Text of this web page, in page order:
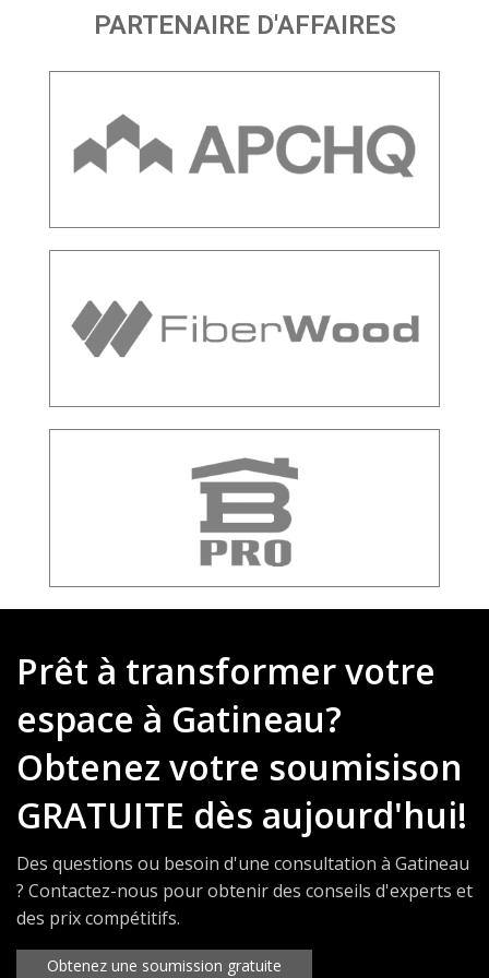
PARTENAIRE D'AFFAIRES
Prêt à transformer votre
espace à Gatineau?
Obtenez votre soumisison
GRATUITE dès aujourd'hui!
Des questions ou besoin d'une consultation à Gatineau
? Contactez-nous pour obtenir des conseils d'experts et
des prix compétitifs.
Obtenez une soumission gratuite